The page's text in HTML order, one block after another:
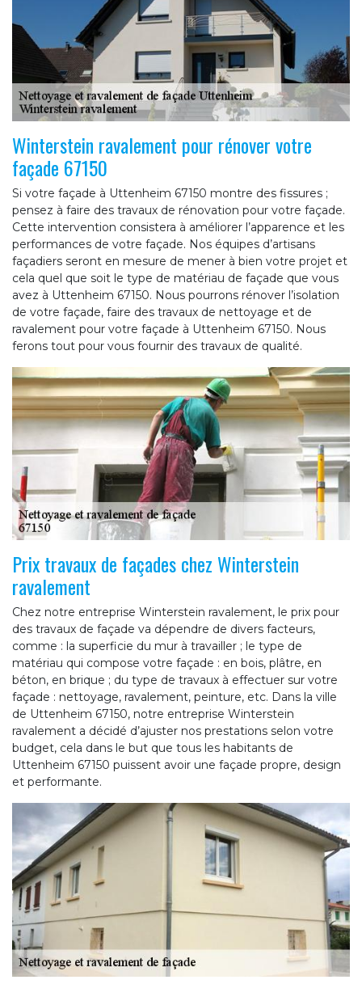
Winterstein ravalement pour rénover votre
façade 67150
Si votre façade à Uttenheim 67150 montre des fissures ;
pensez à faire des travaux de rénovation pour votre façade.
Cette intervention consistera à améliorer l’apparence et les
performances de votre façade. Nos équipes d’artisans
façadiers seront en mesure de mener à bien votre projet et
cela quel que soit le type de matériau de façade que vous
avez à Uttenheim 67150. Nous pourrons rénover l’isolation
de votre façade, faire des travaux de nettoyage et de
ravalement pour votre façade à Uttenheim 67150. Nous
ferons tout pour vous fournir des travaux de qualité.
Prix travaux de façades chez Winterstein
ravalement
Chez notre entreprise Winterstein ravalement, le prix pour
des travaux de façade va dépendre de divers facteurs,
comme : la superficie du mur à travailler ; le type de
matériau qui compose votre façade : en bois, plâtre, en
béton, en brique ; du type de travaux à effectuer sur votre
façade : nettoyage, ravalement, peinture, etc. Dans la ville
de Uttenheim 67150, notre entreprise Winterstein
ravalement a décidé d’ajuster nos prestations selon votre
budget, cela dans le but que tous les habitants de
Uttenheim 67150 puissent avoir une façade propre, design
et performante.